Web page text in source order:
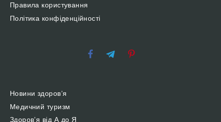
Правила користування
Політика конфіденційності
Новини здоров’я
Медичний туризм
Здоров’я від А до Я